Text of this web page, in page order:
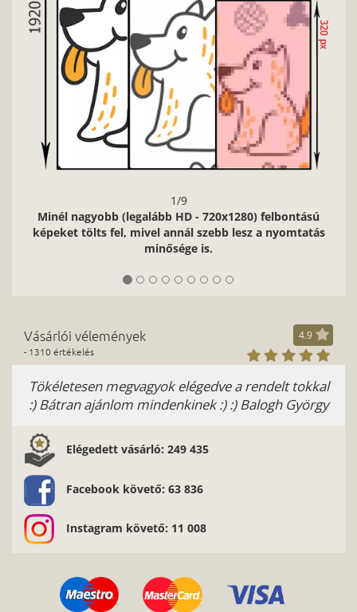
1/9
Minél nagyobb (legalább HD - 720x1280) felbontású
képeket tölts fel, mivel annál szebb lesz a nyomtatás
minősége is.
Vásárlói vélemények
- 1310 értékelés
4.9
Tökéletesen megvagyok elégedve a rendelt tokkal
:) Bátran ajánlom mindenkinek :) :) Balogh György
Elégedett vásárló: 249 435
Facebook követő: 63 836
Instagram követő: 11 008